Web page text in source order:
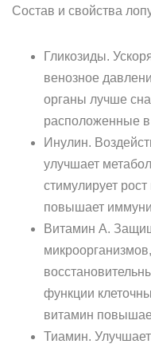
Состав и свойства
Гликозиды.
венозное
органы лучше
расположенные в
Инулин.
улучшает
стимулирует
повышает
Витамин А.
функции
витамин
Тиамин.